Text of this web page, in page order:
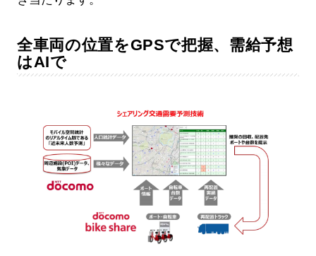
全車両の位置をGPSで把握、需給予想
はAIで